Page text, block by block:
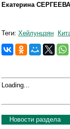
Екатерина СЕРГЕЕВА
Теги: Хейлунцзян
Loading...
Новости раздела